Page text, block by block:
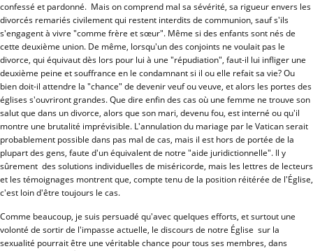
confessé et pardonné. Mais on comprend mal sa sévérité, sa rigueur envers les
divorcés remariés civilement qui restent interdits de communion, sauf s'ils
s'engagent à vivre "comme frère et sœur". Même si des enfants sont nés de
cette deuxième union. De même, lorsqu'un des conjoints ne voulait pas le
divorce, qui équivaut dès lors pour lui à une "répudiation", faut-il lui infliger une
deuxième peine et souffrance en le condamnant si il ou elle refait sa vie? Ou
bien doit-il attendre la "chance" de devenir veuf ou veuve, et alors les portes des
églises s'ouvriront grandes. Que dire enfin des cas où une femme ne trouve son
salut que dans un divorce, alors que son mari, devenu fou, est interné ou qu'il
montre une brutalité imprévisible. L'annulation du mariage par le Vatican serait
probablement possible dans pas mal de cas, mais il est hors de portée de la
plupart des gens, faute d'un équivalent de notre "aide juridictionnelle". Il y
sûrement des solutions individuelles de miséricorde, mais les lettres de lecteurs
et les témoignages montrent que, compte tenu de la position réitérée de l'Église,
c'est loin d'être toujours le cas.
Comme beaucoup, je suis persuadé qu'avec quelques efforts, et surtout une
volonté de sortir de l'impasse actuelle, le discours de notre Église sur la
sexualité pourrait être une véritable chance pour tous ses membres, dans